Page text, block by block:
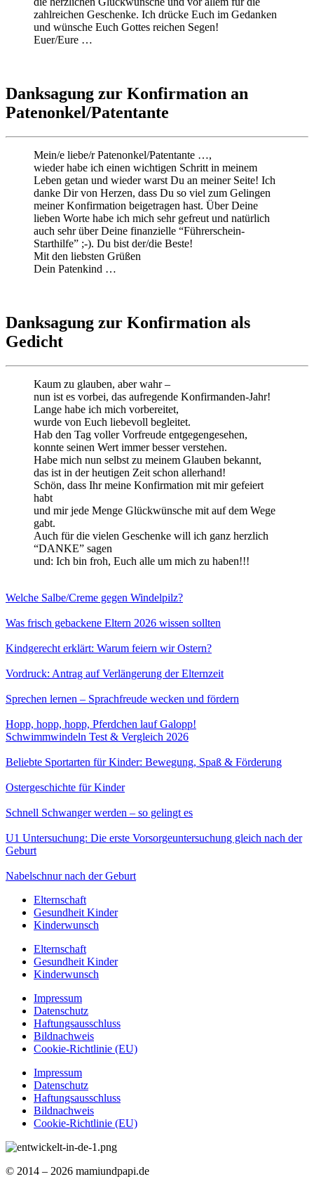
zahlreichen Geschenke. Ich drücke Euch im Gedanken
und wünsche Euch Gottes reichen Segen!
Euer/Eure …
Danksagung zur Konfirmation an
Patenonkel/Patentante
Mein/e liebe/r Patenonkel/Patentante …,
wieder habe ich einen wichtigen Schritt in meinem
Leben getan und wieder warst Du an meiner Seite! Ich
danke Dir von Herzen, dass Du so viel zum Gelingen
meiner Konfirmation beigetragen hast. Über Deine
lieben Worte habe ich mich sehr gefreut und natürlich
auch sehr über Deine finanzielle “Führerschein-
Starthilfe” ;-). Du bist der/die Beste!
Mit den liebsten Grüßen
Dein Patenkind …
Danksagung zur Konfirmation als
Gedicht
Kaum zu glauben, aber wahr –
nun ist es vorbei, das aufregende Konfirmanden-Jahr!
Lange habe ich mich vorbereitet,
wurde von Euch liebevoll begleitet.
Hab den Tag voller Vorfreude entgegengesehen,
konnte seinen Wert immer besser verstehen.
Habe mich nun selbst zu meinem Glauben bekannt,
das ist in der heutigen Zeit schon allerhand!
Schön, dass Ihr meine Konfirmation mit mir gefeiert
habt
und mir jede Menge Glückwünsche mit auf dem Wege
gabt.
Auch für die vielen Geschenke will ich ganz herzlich
“DANKE” sagen
und: Ich bin froh, Euch alle um mich zu haben!!!
Welche Salbe/Creme gegen Windelpilz?
Was frisch gebackene Eltern 2026 wissen sollten
Kindgerecht erklärt: Warum feiern wir Ostern?
Vordruck: Antrag auf Verlängerung der Elternzeit
Sprechen lernen – Sprachfreude wecken und fördern
Hopp, hopp, hopp, Pferdchen lauf Galopp!
Schwimmwindeln Test & Vergleich 2026
Beliebte Sportarten für Kinder: Bewegung, Spaß & Förderung
Ostergeschichte für Kinder
Schnell Schwanger werden – so gelingt es
U1 Untersuchung: Die erste Vorsorgeuntersuchung gleich nach der
Geburt
Nabelschnur nach der Geburt
Elternschaft
Gesundheit Kinder
Kinderwunsch
Elternschaft
Gesundheit Kinder
Kinderwunsch
Impressum
Datenschutz
Haftungsausschluss
Bildnachweis
Cookie-Richtlinie (EU)
Impressum
Datenschutz
Haftungsausschluss
Bildnachweis
Cookie-Richtlinie (EU)
© 2014 – 2026 mamiundpapi.de